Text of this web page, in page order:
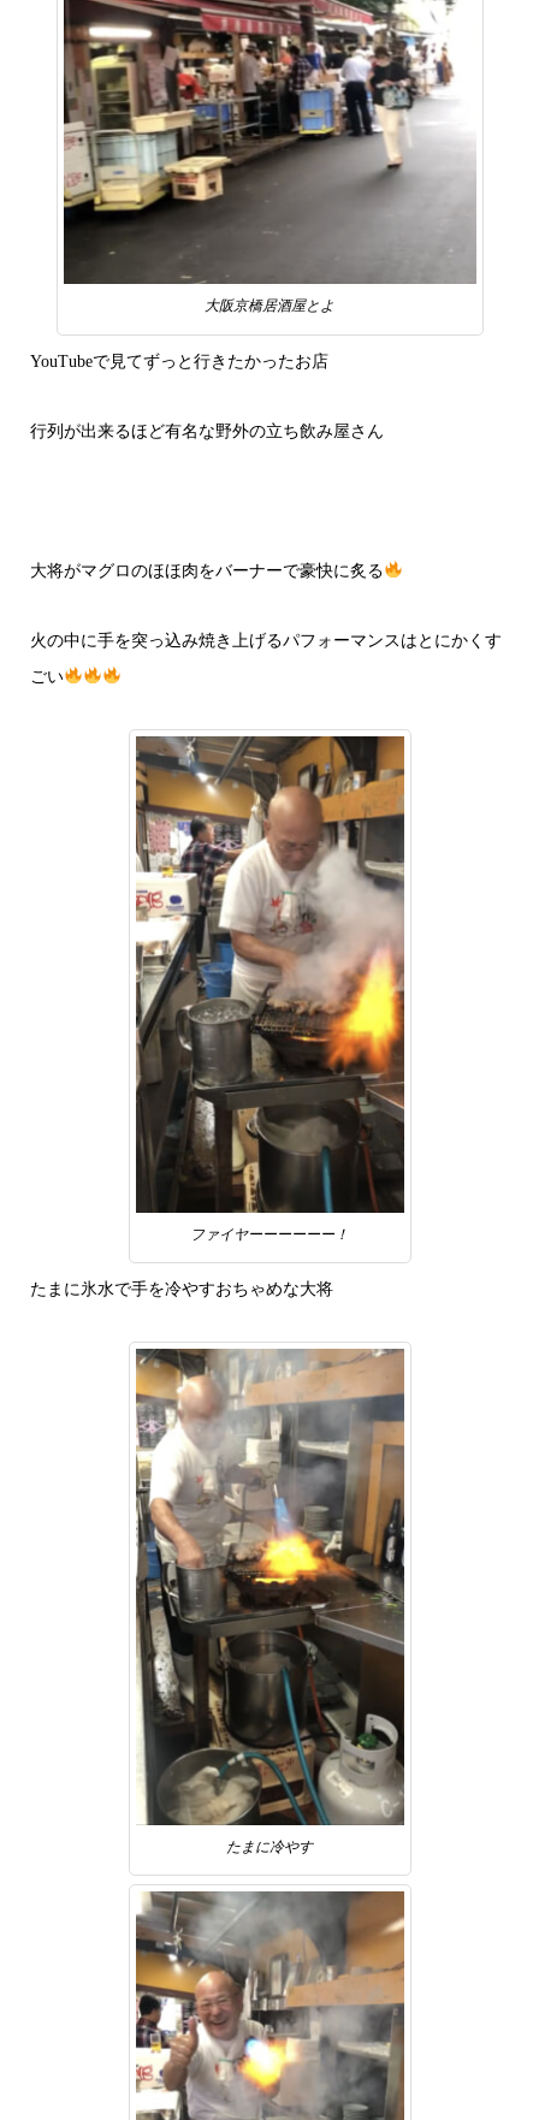
大阪京橋居酒屋とよ
YouTubeで見てずっと行きたかったお店
行列が出来るほど有名な野外の立ち飲み屋さん
大将がマグロのほほ肉をバーナーで豪快に炙る
火の中に手を突っ込み焼き上げるパフォーマンスはとにかくす
ごい
ファイヤーーーーーー！
たまに氷水で手を冷やすおちゃめな大将
たまに冷やす